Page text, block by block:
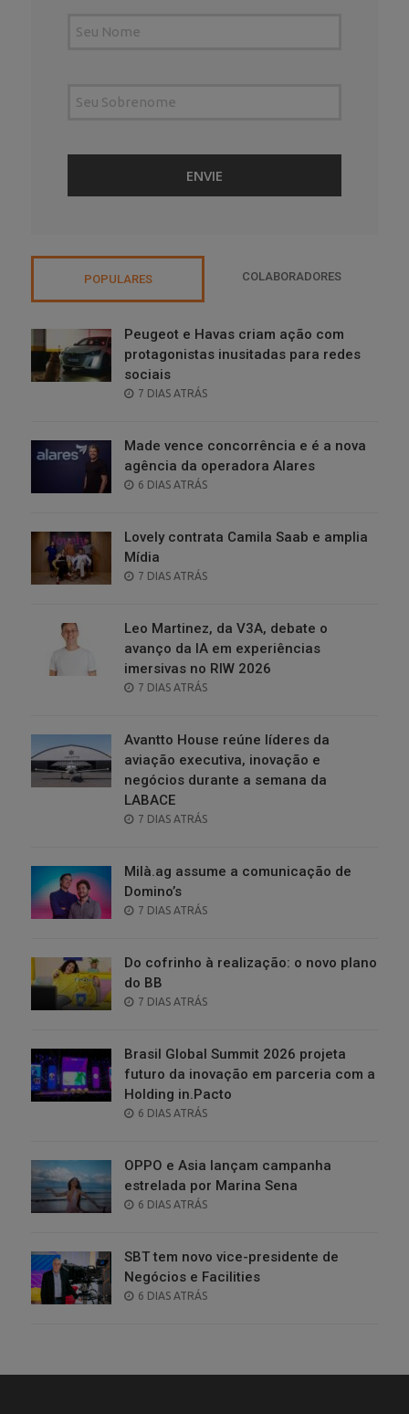
POPULARES COLABORADORES
Peugeot e Havas criam ação com
protagonistas inusitadas para redes
sociais
POSTED
7 DIAS ATRÁS
Made vence concorrência e é a nova
agência da operadora Alares
POSTED
6 DIAS ATRÁS
Lovely contrata Camila Saab e amplia
Mídia
POSTED
7 DIAS ATRÁS
Leo Martinez, da V3A, debate o
avanço da IA em experiências
imersivas no RIW 2026
POSTED
7 DIAS ATRÁS
Avantto House reúne líderes da
aviação executiva, inovação e
negócios durante a semana da
LABACE
POSTED
7 DIAS ATRÁS
Milà.ag assume a comunicação de
Domino’s
POSTED
7 DIAS ATRÁS
Do cofrinho à realização: o novo plano
do BB
POSTED
7 DIAS ATRÁS
Brasil Global Summit 2026 projeta
futuro da inovação em parceria com a
Holding in.Pacto
POSTED
6 DIAS ATRÁS
OPPO e Asia lançam campanha
estrelada por Marina Sena
POSTED
6 DIAS ATRÁS
SBT tem novo vice-presidente de
Negócios e Facilities
POSTED
6 DIAS ATRÁS